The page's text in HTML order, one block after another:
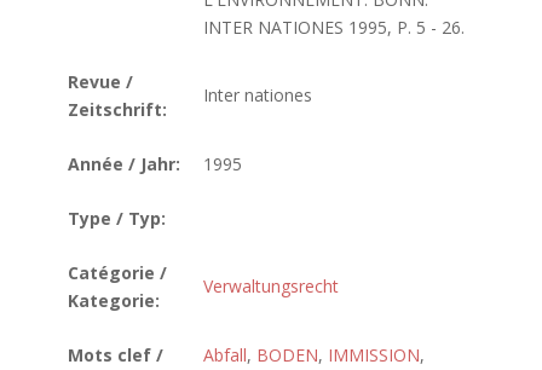
INTER NATIONES 1995, P. 5 - 26.
Revue /
Zeitschrift:
Inter nationes
Année / Jahr: 1995
Type / Typ:
Catégorie /
Kategorie:
Verwaltungsrecht
Mots clef /
Abfall, BODEN, IMMISSION,